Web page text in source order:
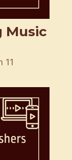
Music
11